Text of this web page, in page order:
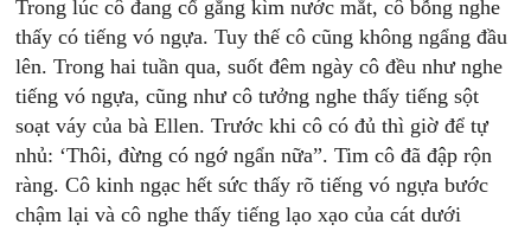
Trong lúc cô đang cố gắng kìm nước mắt, cô bỗng nghe
thấy có tiếng vó ngựa. Tuy thế cô cũng không ngẩng đầu
lên. Trong hai tuần qua, suốt đêm ngày cô đều như nghe
tiếng vó ngựa, cũng như cô tưởng nghe thấy tiếng sột
soạt váy của bà Ellen. Trước khi cô có đủ thì giờ để tự
nhủ: ‘Thôi, đừng có ngớ ngẩn nữa”. Tim cô đã đập rộn
ràng. Cô kinh ngạc hết sức thấy rõ tiếng vó ngựa bước
chậm lại và cô nghe thấy tiếng lạo xạo của cát dưới